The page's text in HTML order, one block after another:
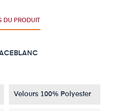
DU PRODUIT
Velours 100% Polyester